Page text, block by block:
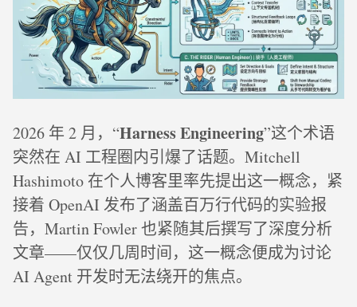
2026 年 2 月，“Harness Engineering”这个术语
突然在 AI 工程圈内引爆了话题。Mitchell
Hashimoto 在个人博客里率先提出这一概念，紧
接着 OpenAI 发布了涵盖百万行代码的实验报
告，Martin Fowler 也紧随其后撰写了深度分析
文章——仅仅几周时间，这一概念便成为讨论
AI Agent 开发时无法绕开的焦点。